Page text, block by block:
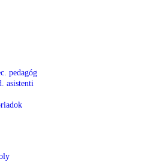
pedagóg
asistenti